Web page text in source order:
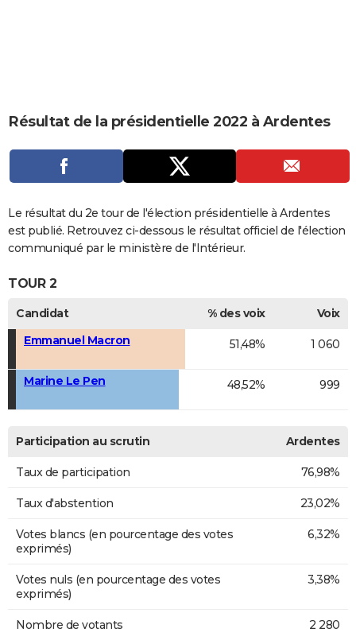
CARTE DE VOEUX
DICTIONNAIRE
Dictionnaire
Biographies
Expressions
Proverbes
PROGRAMME TV
COPAINS D'AVANT
S'inscrire
Se connecter
Lycées
Collèges
Primaires
Universités
Entreprises
Service militaire
Avis de recherche
AVIS DE DÉCÈS
FORUM
Bricolage
Culture
Television
Voyage
Résultat de la présidentielle 2022 à Ardentes
Le résultat du 2e tour de l'élection présidentielle à Ardentes
est publié. Retrouvez ci-dessous le résultat officiel de l'élection
communiqué par le ministère de l'Intérieur.
TOUR 2
Candidat % des voix
Voix
Emmanuel Macron
51,48% 1 060
Marine Le Pen 48,52% 999
Participation au scrutin Ardentes
Taux de participation 76,98%
Taux d'abstention 23,02%
Votes blancs (en pourcentage des votes
exprimés)
6,32%
Votes nuls (en pourcentage des votes
exprimés)
3,38%
Nombre de votants 2 280